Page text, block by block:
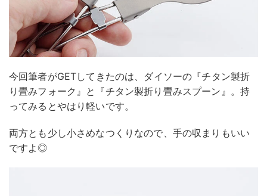
今回筆者がGETしてきたのは、ダイソーの『チタン製折
り畳みフォーク』と『チタン製折り畳みスプーン』。持
ってみるとやはり軽いです。
両方とも少し小さめなつくりなので、手の収まりもいい
ですよ◎